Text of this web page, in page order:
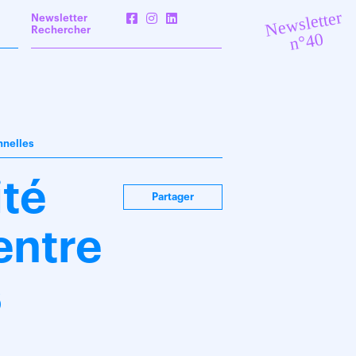
Newsletter
n°40
Newsletter
Rechercher
Partager